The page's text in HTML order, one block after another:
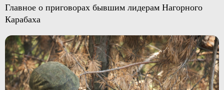
Главное о приговорах бывшим лидерам Нагорного
Карабаха